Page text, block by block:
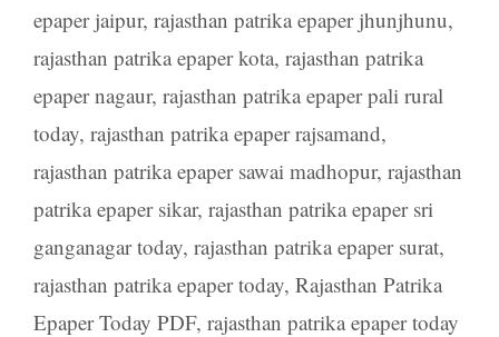
epaper jaipur, rajasthan patrika epaper jhunjhunu,
rajasthan patrika epaper kota, rajasthan patrika
epaper nagaur, rajasthan patrika epaper pali rural
today, rajasthan patrika epaper rajsamand,
rajasthan patrika epaper sawai madhopur, rajasthan
patrika epaper sikar, rajasthan patrika epaper sri
ganganagar today, rajasthan patrika epaper surat,
rajasthan patrika epaper today, Rajasthan Patrika
Epaper Today PDF, rajasthan patrika epaper today